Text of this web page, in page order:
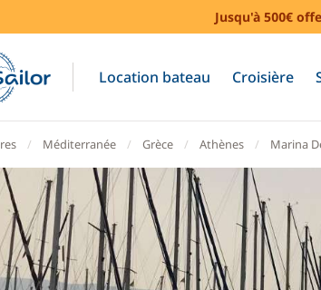
Jusqu'à 500€
Location bateau Croisière
Méditerranée Grèce Athènes Marina